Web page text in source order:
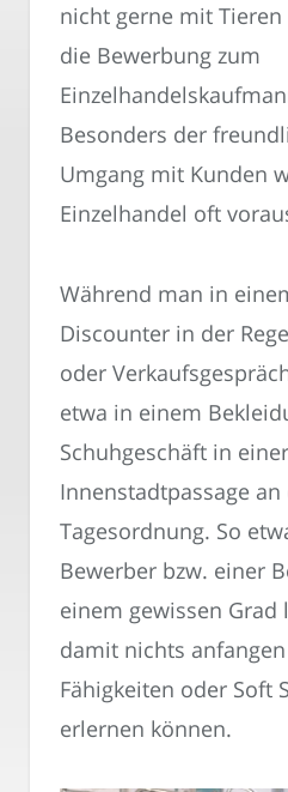
nicht gerne mit
die Bewerbung zum
Besonders der
Umgang mit Kunden
Einzelhandel oft
Während man in
Discounter in der
oder
etwa in einem
Schuhgeschäft in einer
Innenstadtpassage an
Tagesordnung. So
Bewerber bzw. einer
einem gewissen Grad
damit nichts
Fähigkeiten oder Soft
erlernen können.